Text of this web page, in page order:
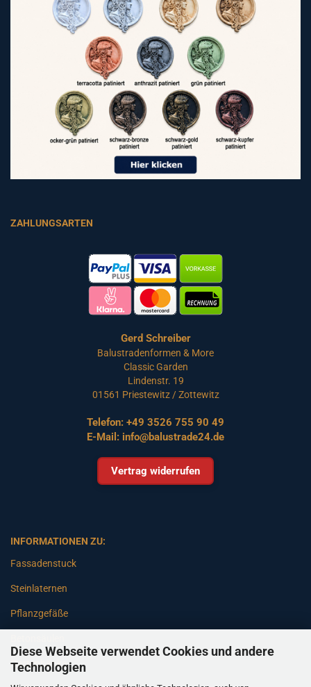
Diese Webseite verwendet Cookies und andere
Technologien
ZAHLUNGSARTEN
Gerd Schreiber
Balustradenformen & More
Classic Garden
Lindenstr. 19
01561 Priestewitz / Zottewitz
Telefon: +49 3526 755 90 49
E-Mail: info@balustrade24.de
Vertrag widerrufen
INFORMATIONEN ZU:
Fassadenstuck
Steinlaternen
Pflanzgefäße
Gartenbänke